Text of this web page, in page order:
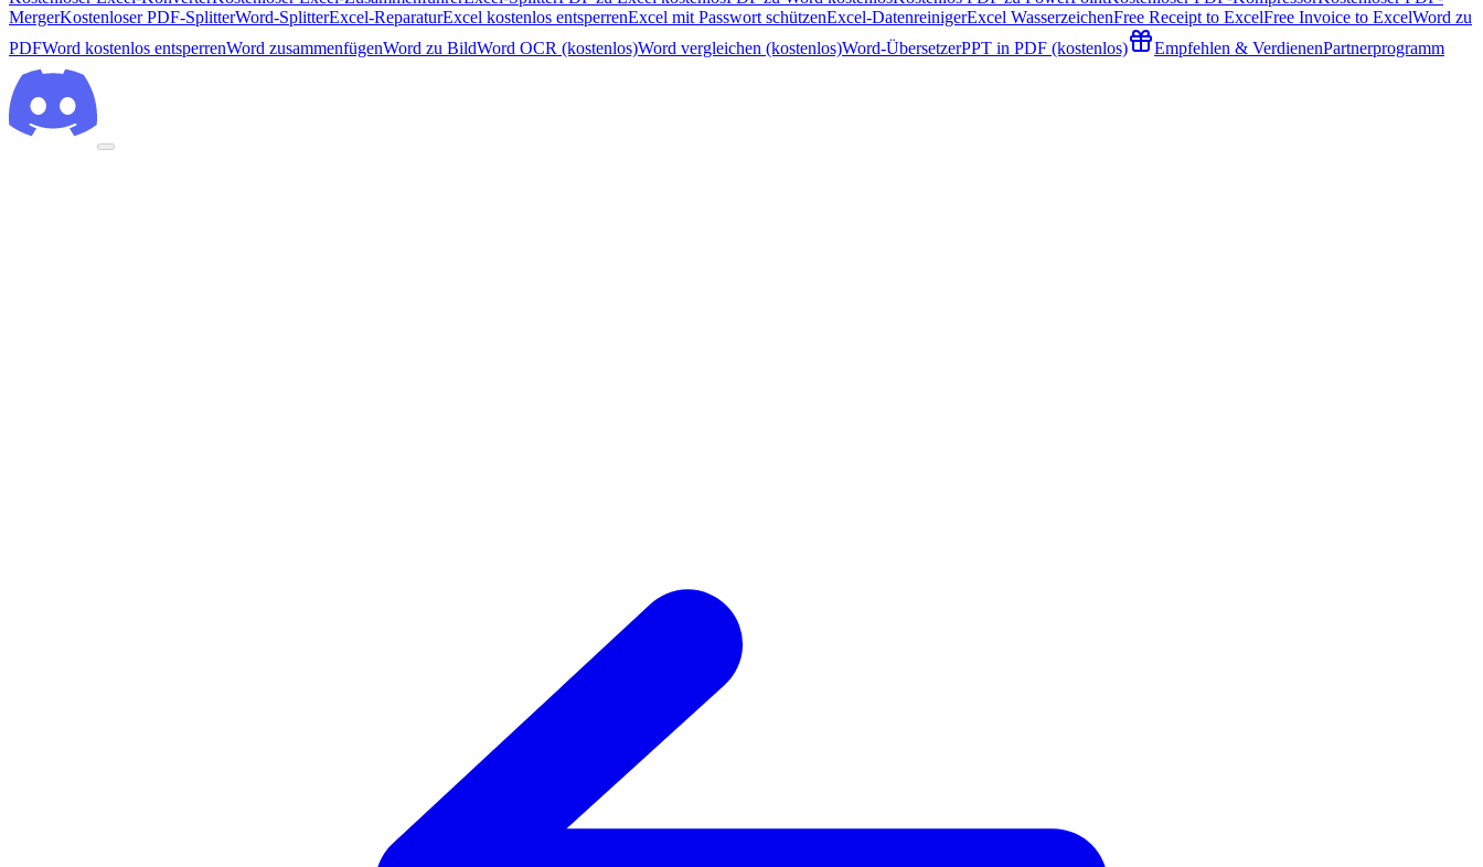
MergerKostenloser PDF-SplitterWord-SplitterExcel-ReparaturExcel kostenlos entsperrenExcel mit Passwort schützenExcel-DatenreinigerExcel WasserzeichenFree Receipt to ExcelFree Invoice to ExcelWord zu
PDFWord kostenlos entsperrenWord zusammenfügenWord zu BildWord OCR (kostenlos)Word vergleichen (kostenlos)Word-ÜbersetzerPPT in PDF (kostenlos) Empfehlen & VerdienenPartnerprogramm